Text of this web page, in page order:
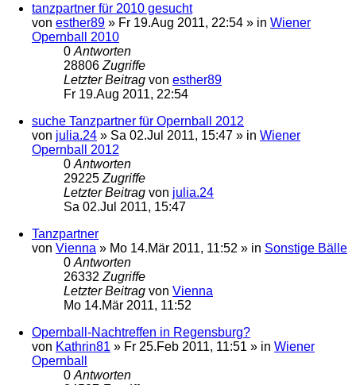
tanzpartner für 2010 gesucht
von esther89 » Fr 19.Aug 2011, 22:54 » in Wiener
Opernball 2010
0 Antworten
28806 Zugriffe
Letzter Beitrag von esther89
Fr 19.Aug 2011, 22:54
suche Tanzpartner für Opernball 2012
von julia.24 » Sa 02.Jul 2011, 15:47 » in Wiener
Opernball 2012
0 Antworten
29225 Zugriffe
Letzter Beitrag von julia.24
Sa 02.Jul 2011, 15:47
Tanzpartner
von Vienna » Mo 14.Mär 2011, 11:52 » in Sonstige Bälle
0 Antworten
26332 Zugriffe
Letzter Beitrag von Vienna
Mo 14.Mär 2011, 11:52
Opernball-Nachtreffen in Regensburg?
von Kathrin81 » Fr 25.Feb 2011, 11:51 » in Wiener
Opernball
0 Antworten